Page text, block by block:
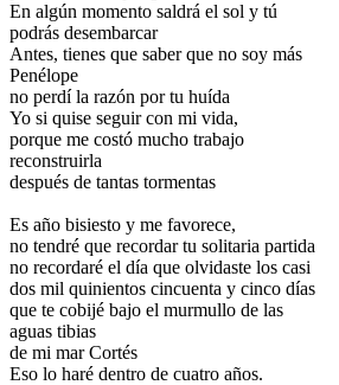
En algún momento saldrá el sol y tú
podrás desembarcar
Antes, tienes que saber que no soy más
Penélope
no perdí la razón por tu huída
Yo si quise seguir con mi vida,
porque me costó mucho trabajo
reconstruirla
después de tantas tormentas
Es año bisiesto y me favorece,
no tendré que recordar tu solitaria partida
no recordaré el día que olvidaste los casi
dos mil quinientos cincuenta y cinco días
que te cobijé bajo el murmullo de las
aguas tibias
de mi mar Cortés
Eso lo haré dentro de cuatro años.